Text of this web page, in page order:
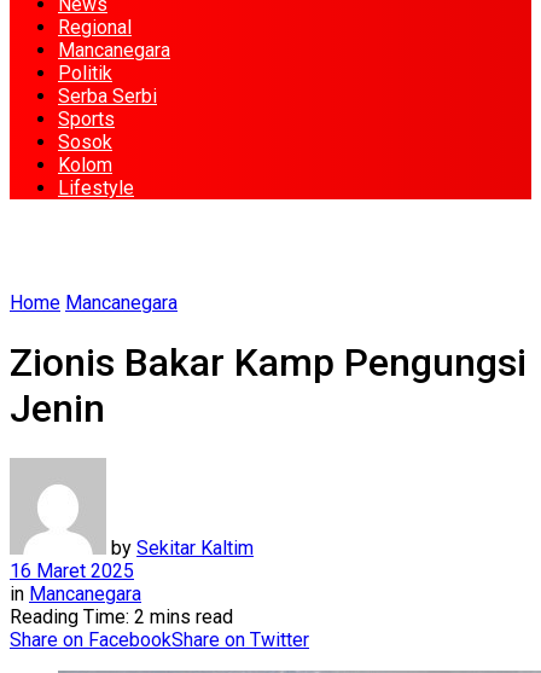
Regional
Mancanegara
Politik
Serba Serbi
Sports
Sosok
Kolom
Lifestyle
Home Mancanegara
Zionis Bakar Kamp Pengungsi
Jenin
by Sekitar Kaltim
16 Maret 2025
in Mancanegara
Reading Time: 2 mins read
Share on FacebookShare on Twitter